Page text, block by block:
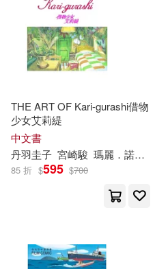
THE ART OF Kari-gurashi借物
少女艾莉緹
中文書
丹羽圭子 宮崎駿 瑪麗．諾頓
85 折 $595 $700